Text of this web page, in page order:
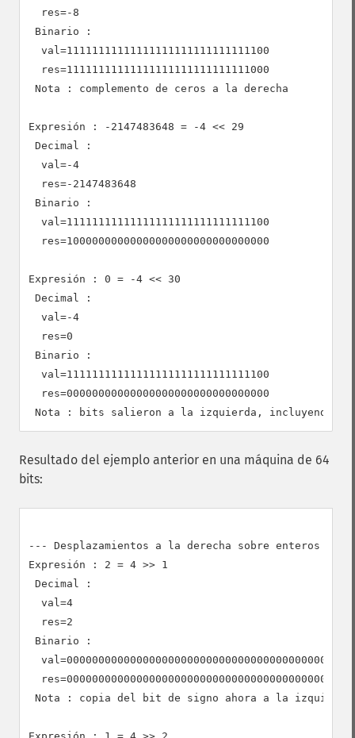
  res=-8
Binario :
  val=11111111111111111111111111111100
  res=11111111111111111111111111111000
Nota : complemento de ceros a la derecha
Expresión : -2147483648 = -4 << 29
Decimal :
  val=-4
  res=-2147483648
Binario :
  val=11111111111111111111111111111100
  res=10000000000000000000000000000000
Expresión : 0 = -4 << 30
Decimal :
  val=-4
  res=0
Binario :
  val=11111111111111111111111111111100
  res=00000000000000000000000000000000
Resultado del ejemplo anterior en una máquina de 64
bits:
--- Desplazamientos a la derecha sobre enteros
Expresión : 2 = 4 >> 1
Decimal :
  val=4
  res=2
Binario :
Nota : copia del bit de signo ahora a la izquierda